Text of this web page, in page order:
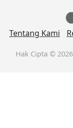
Tentang Kami
Hak Cipta ©